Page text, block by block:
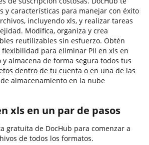
y características para manejar con éxito
incluyendo xls, y realizar tareas
Modifica, organiza y crea
reutilizables sin esfuerzo. Obtén
para eliminar PII en xls en
almacena de forma segura todos tus
dentro de tu cuenta o en una de las
almacenamiento en la nube
xls en un par de pasos
gratuita de DocHub para comenzar a
de todos los formatos.